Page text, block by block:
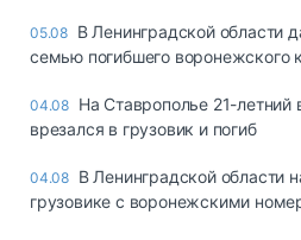
05.08 В Ленинградской области
семью погибшего воронежского
04.08 На Ставрополье 21-летний
врезался в грузовик и погиб
04.08 В Ленинградской области
грузовике с воронежскими